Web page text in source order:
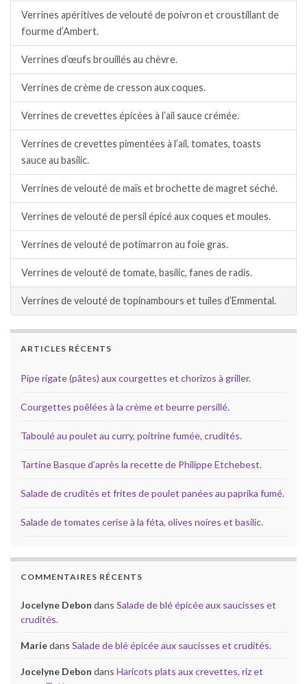
Verrines apéritives de velouté de poivron et croustillant de
fourme d’Ambert.
Verrines d’œufs brouillés au chèvre.
Verrines de crème de cresson aux coques.
Verrines de crevettes épicées à l’ail sauce crémée.
Verrines de crevettes pimentées à l’ail, tomates, toasts
sauce au basilic.
Verrines de velouté de maïs et brochette de magret séché.
Verrines de velouté de persil épicé aux coques et moules.
Verrines de velouté de potimarron au foie gras.
Verrines de velouté de tomate, basilic, fanes de radis.
Verrines de velouté de topinambours et tuiles d’Emmental.
ARTICLES RÉCENTS
Pipe rigate (pâtes) aux courgettes et chorizos à griller.
Courgettes poêlées à la crème et beurre persillé.
Taboulé au poulet au curry, poitrine fumée, crudités.
Tartine Basque d’après la recette de Philippe Etchebest.
Salade de crudités et frites de poulet panées au paprika fumé.
Salade de tomates cerise à la féta, olives noires et basilic.
COMMENTAIRES RÉCENTS
Jocelyne Debon dans Salade de blé épicée aux saucisses et
crudités.
Mariedans Salade de blé épicée aux saucisses et crudités.
Jocelyne Debon dans Haricots plats aux crevettes, riz et